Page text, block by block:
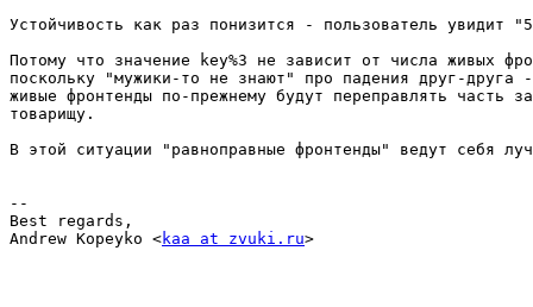
Устойчивость как раз понизится - пользователь увидит
Потому что значение key%3 не зависит от числа живых
поскольку "мужики-то не знают" про падения друг-
живые фронтенды по-прежнему будут переправлять часть
товарищу.
В этой ситуации "равноправные фронтенды" ведут себя
--
Best regards,
Andrew Kopeyko <kaa at zvuki.ru>